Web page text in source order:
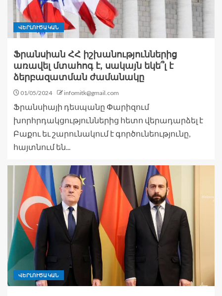
ՎԵՐԼՈՒԾԱԿԱՆ
Ֆրանսիան ՀՀ իշխանություններից
առավել մտահոգ է, սակայն եկե՞լ է
ձերբազատման ժամանակը
01/05/2024 infomitk@gmail.com
Ֆրանսիայի դեսպանը Փարիզում
խորհրդակցություններից հետո վերադարձել է
Բաքու եւ շարունակում է գործունեությունը,
հայտնում են...
ՎԵՐԼՈՒԾԱԿԱՆ